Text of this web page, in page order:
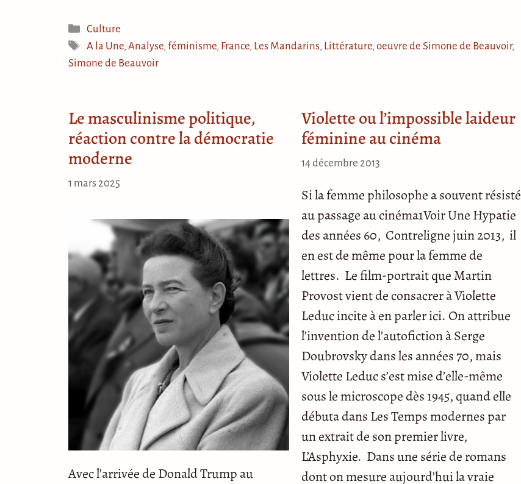
Catégories
Culture
Étiquettes
A la Une, Analyse, féminisme, France, Les Mandarins, Littérature, oeuvre de Simone de Beauvoir,
Simone de Beauvoir
Le masculinisme politique,
réaction contre la démocratie
moderne
1 mars 2025
Avec l’arrivée de Donald Trump au
Violette ou l’impossible laideur
féminine au cinéma
14 décembre 2013
Si la femme philosophe a souvent résisté
au passage au cinéma1Voir Une Hypatie
des années 60, Contreligne juin 2013, il
en est de même pour la femme de
lettres. Le film-portrait que Martin
Provost vient de consacrer à Violette
Leduc incite à en parler ici. On attribue
l’invention de l’autofiction à Serge
Doubrovsky dans les années 70, mais
Violette Leduc s’est mise d’elle-même
sous le microscope dès 1945, quand elle
débuta dans Les Temps modernes par
un extrait de son premier livre,
L’Asphyxie. Dans une série de romans
dont on mesure aujourd’hui la vraie